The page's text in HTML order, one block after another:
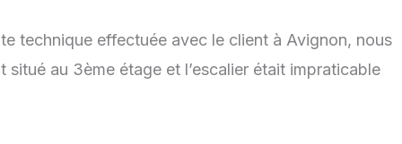
technique effectuée avec le client à Avignon, nous
au 3ème étage et l’escalier était impraticable